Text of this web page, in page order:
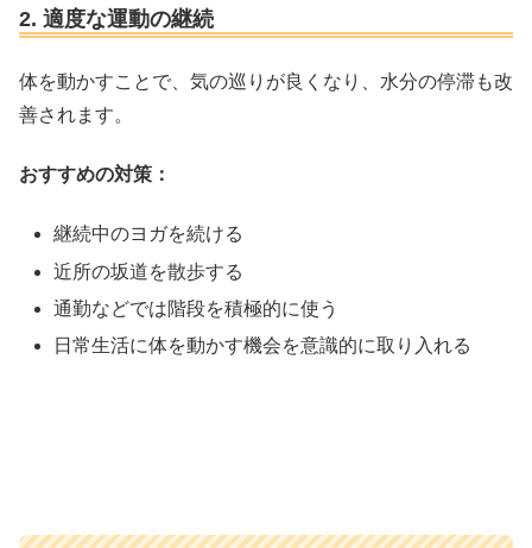
2. 適度な運動の継続
体を動かすことで、気の巡りが良くなり、水分の停滞も改
善されます。
おすすめの対策：
継続中のヨガを続ける
近所の坂道を散歩する
通勤などでは階段を積極的に使う
日常生活に体を動かす機会を意識的に取り入れる